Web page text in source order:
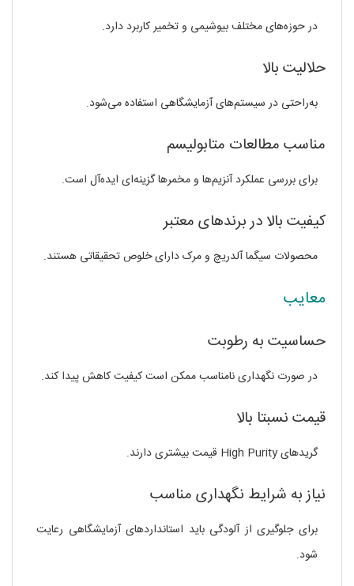
در حوزه‌های مختلف بیوشیمی و تخمیر کاربرد دارد.
حلالیت بالا
به‌راحتی در سیستم‌های آزمایشگاهی استفاده می‌شود.
مناسب مطالعات متابولیسم
برای بررسی عملکرد آنزیم‌ها و مخمرها گزینه‌ای ایده‌آل است.
کیفیت بالا در برندهای معتبر
محصولات سیگما آلدریچ و مرک دارای خلوص تحقیقاتی هستند.
معایب
حساسیت به رطوبت
در صورت نگهداری نامناسب ممکن است کیفیت کاهش پیدا کند.
قیمت نسبتا بالا
گریدهای High Purity قیمت بیشتری دارند.
نیاز به شرایط نگهداری مناسب
برای جلوگیری از آلودگی باید استانداردهای آزمایشگاهی رعایت
شود.